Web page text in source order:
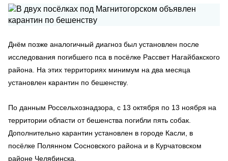
Днём позже аналогичный диагноз был установлен после
исследования погибшего пса в посёлке Рассвет Нагайбакского
района. На этих территориях минимум на два месяца
установлен карантин по бешенству.
По данным Россельхознадзора, с 13 октября по 13 ноября на
территории области от бешенства погибли пять собак.
Дополнительно карантин установлен в городе Касли, в
посёлке Полянном Сосновского района и в Курчатовском
районе Челябинска.